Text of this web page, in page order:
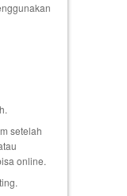
setelah
online.